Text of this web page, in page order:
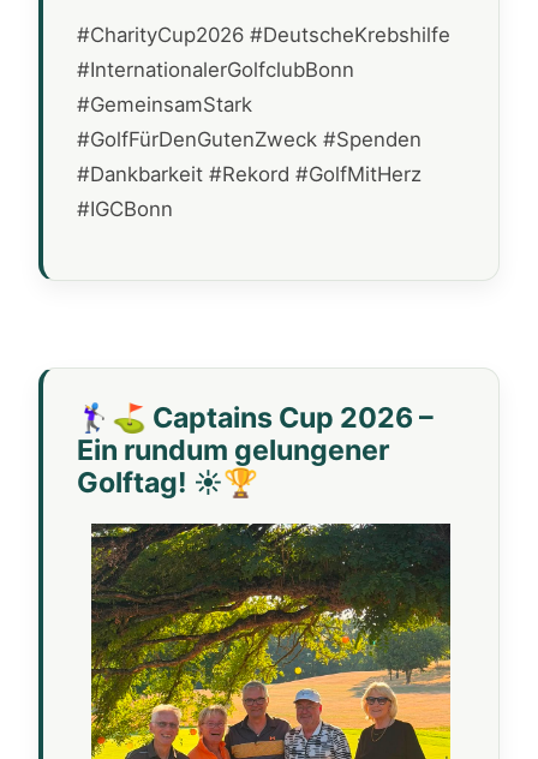
#CharityCup2026 #DeutscheKrebshilfe
#InternationalerGolfclubBonn
#GemeinsamStark
#GolfFürDenGutenZweck #Spenden
#Dankbarkeit #Rekord #GolfMitHerz
#IGCBonn
🏌️‍♀️⛳ Captains Cup 2026 –
Ein rundum gelungener
Golftag! ☀️🏆